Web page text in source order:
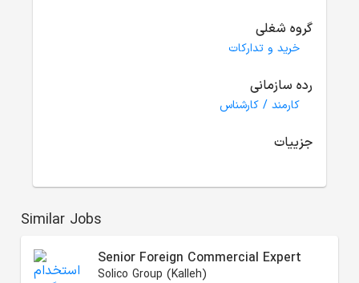
گروه شغلی
خرید و تدارکات
رده سازمانی
کارمند / کارشناس
جزییات
Similar Jobs
Senior Foreign Commercial Expert
Solico Group (Kalleh)